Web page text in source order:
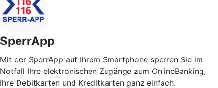
SperrApp
Mit der SperrApp auf Ihrem Smartphone sperren Sie im
Notfall Ihre elektronischen Zugänge zum OnlineBanking,
Ihre Debitkarten und Kreditkarten ganz einfach.